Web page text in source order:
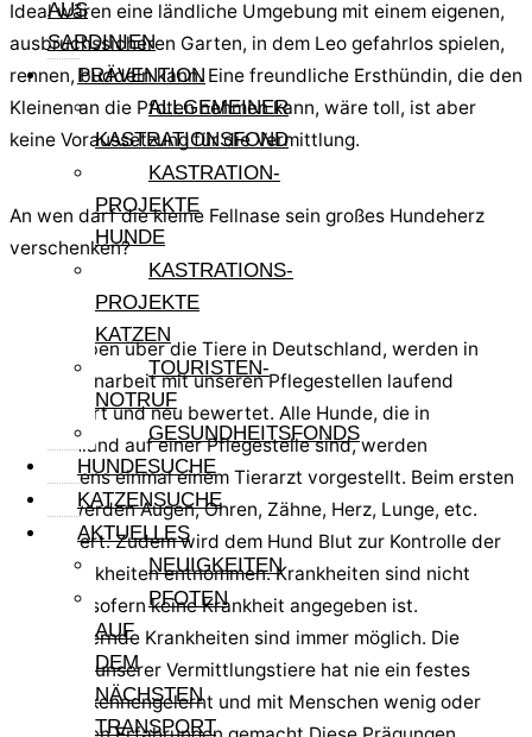
AUS
SARDINIEN
PRÄVENTION
ALLGEMEINER
KASTRATIONSFOND
KASTRATION-
PROJEKTE
HUNDE
KASTRATIONS-
PROJEKTE
KATZEN
TOURISTEN-
NOTRUF
GESUNDHEITSFONDS
HUNDESUCHE
KATZENSUCHE
AKTUELLES
NEUIGKEITEN
PFOTEN
AUF
DEM
NÄCHSTEN
TRANSPORT
Ideal wären eine ländliche Umgebung mit einem eigenen,
ausbruchssicheren Garten, in dem Leo gefahrlos spielen,
rennen, buddeln kann. Eine freundliche Ersthündin, die den
Kleinen an die Pfoten nehmen kann, wäre toll, ist aber
keine Voraussetzung für die Vermittlung.
An wen darf die kleine Fellnase sein großes Hundeherz
verschenken?
Die Angaben über die Tiere in Deutschland, werden in
Zusammenarbeit mit unseren Pflegestellen laufend
aktualisiert und neu bewertet. Alle Hunde, die in
Deutschland auf einer Pflegestelle sind, werden
mindestens einmal einem Tierarzt vorgestellt. Beim ersten
Check werden Augen, Ohren, Zähne, Herz, Lunge, etc.
kontrolliert. Zudem wird dem Hund Blut zur Kontrolle der
Reisekrankheiten entnommen. Krankheiten sind nicht
bekannt, sofern keine Krankheit angegeben ist.
Schlummernde Krankheiten sind immer möglich. Die
Mehrzahl unserer Vermittlungstiere hat nie ein festes
Zuhause kennengelernt und mit Menschen wenig oder